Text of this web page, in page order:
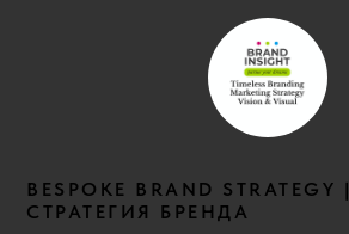
BESPOKE BRAND STRATEGY |
СТРАТЕГИЯ БРЕНДА